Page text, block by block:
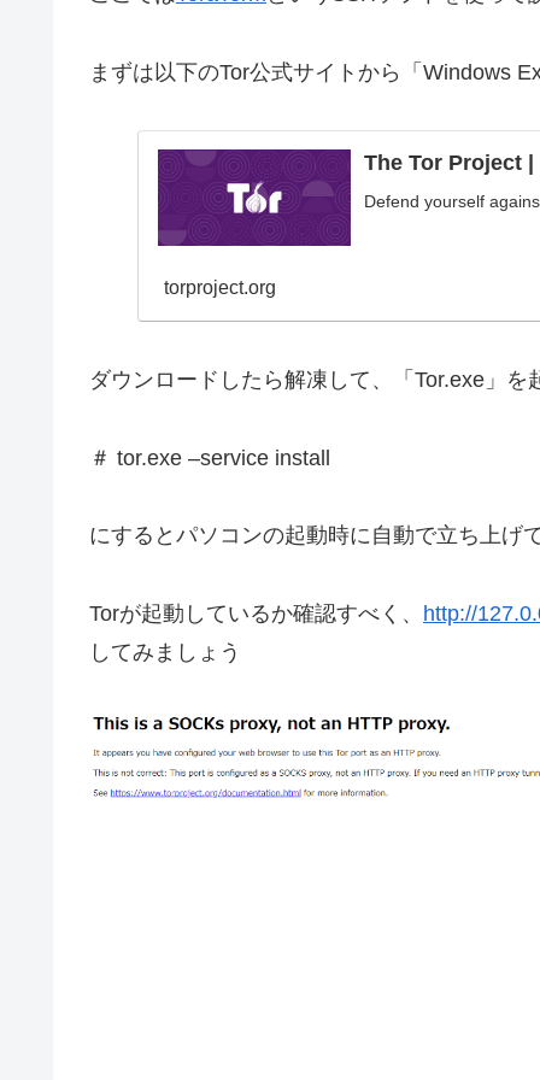
まずは以下のTor公式サイトから「Windows
The Tor Project
Defend yourself
torproject.org
ダウンロードしたら解凍して、「Tor.exe」を
＃ tor.exe –service install
にするとパソコンの起動時に自動で立ち上げ
Torが起動しているか確認すべく、 http://
してみましょう